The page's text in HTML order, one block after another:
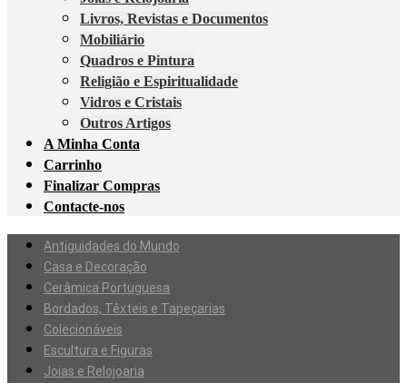
Livros, Revistas e Documentos
Mobiliário
Quadros e Pintura
Religião e Espiritualidade
Vidros e Cristais
Outros Artigos
A Minha Conta
Carrinho
Finalizar Compras
Contacte-nos
Antiguidades do Mundo
Casa e Decoração
Cerâmica Portuguesa
Bordados, Têxteis e Tapeçarias
Colecionáveis
Escultura e Figuras
Joias e Relojoaria